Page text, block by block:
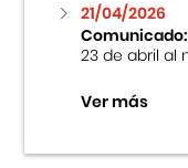
Fondo Editorial
Teatro
21/04/2026
23 de abril al
Ver más